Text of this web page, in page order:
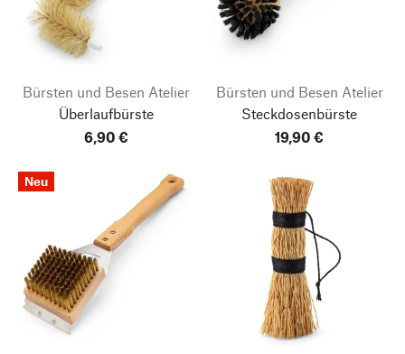
Bürsten und Besen Atelier
Überlaufbürste
6,90 €
Bürsten und Besen Atelier
Steckdosenbürste
19,90 €
Neu